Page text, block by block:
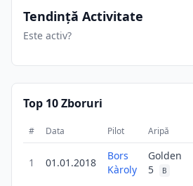
Tendință Activitate
Este activ?
Top 10 Zboruri
# Data Pilot Aripă
1 01.01.2018
Bors
Kàroly
Golden
5
B